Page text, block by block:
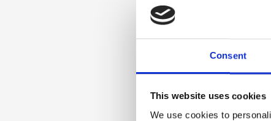
Consent
This website uses cookies
We use cookies to
Materiale
Vera pelle effetto
oro chiaro